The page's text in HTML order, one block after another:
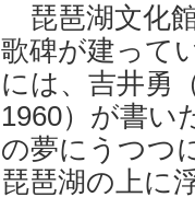
琵琶湖文化
歌碑が建って
には、吉井勇
1960）が書い
の夢にうつつ
琵琶湖の上に